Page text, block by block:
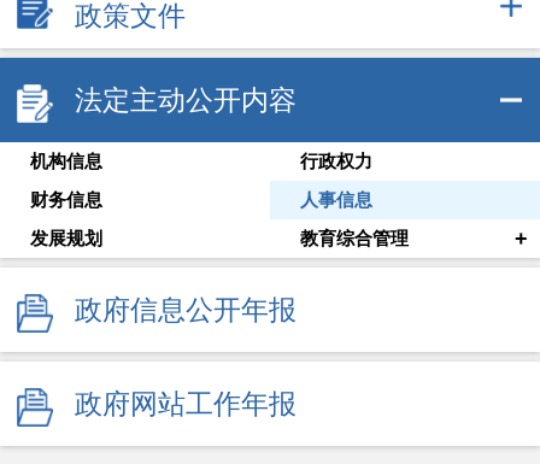
政策文件
法定主动公开内容
机构信息
行政权力
财务信息
人事信息
发展规划
教育综合管理 +
政府信息公开年报
政府网站工作年报